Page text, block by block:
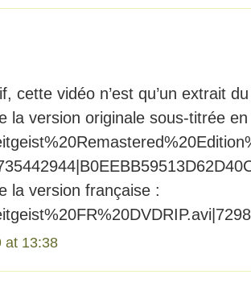
cette vidéo n’est qu’un extrait
la version originale sous-titrée
la version française :
at 13:38